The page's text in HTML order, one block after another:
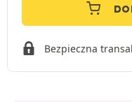
Bezpieczna